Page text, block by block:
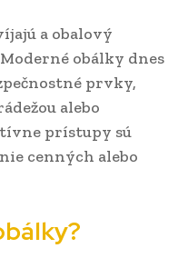
a obalový
obálky dnes
prvky,
alebo
prístupy sú
cenných alebo